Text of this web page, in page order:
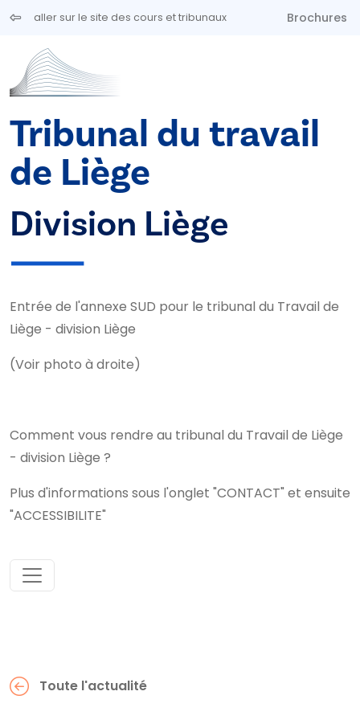
Aller au contenu principal
aller sur le site des cours et tribunaux Brochures
Tribunal du travail
de Liège
Division Liège
Entrée de l'annexe SUD pour le tribunal du Travail de
Liège - division Liège
(Voir photo à droite)
Comment vous rendre au tribunal du Travail de Liège
- division Liège ?
Plus d'informations sous l'onglet "CONTACT" et ensuite
"ACCESSIBILITE"
Toute l'actualité